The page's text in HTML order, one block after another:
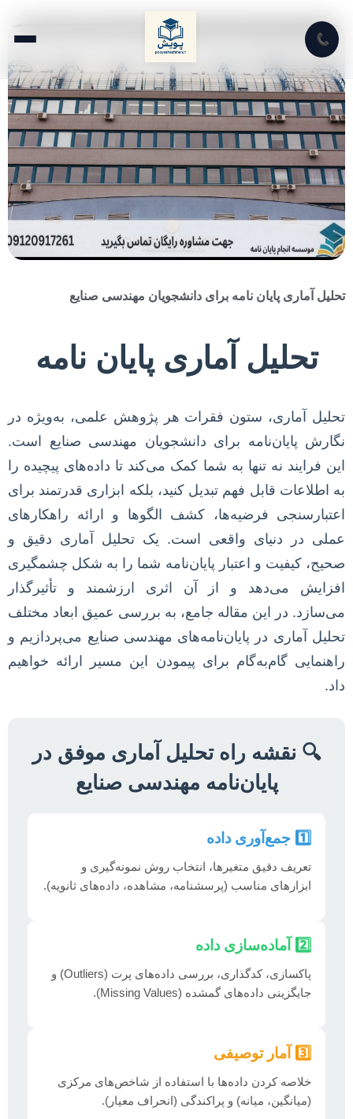
📞
تحلیل آماری پایان نامه برای دانشجویان مهندسی صنایع
تحلیل آماری پایان نامه
تحلیل آماری، ستون فقرات هر پژوهش علمی، به‌ویژه در
نگارش پایان‌نامه برای دانشجویان مهندسی صنایع است.
این فرایند نه تنها به شما کمک می‌کند تا داده‌های پیچیده را
به اطلاعات قابل فهم تبدیل کنید، بلکه ابزاری قدرتمند برای
اعتبارسنجی فرضیه‌ها، کشف الگوها و ارائه راهکارهای
عملی در دنیای واقعی است. یک تحلیل آماری دقیق و
صحیح، کیفیت و اعتبار پایان‌نامه شما را به شکل چشمگیری
افزایش می‌دهد و از آن اثری ارزشمند و تأثیرگذار
می‌سازد. در این مقاله جامع، به بررسی عمیق ابعاد مختلف
تحلیل آماری در پایان‌نامه‌های مهندسی صنایع می‌پردازیم و
راهنمایی گام‌به‌گام برای پیمودن این مسیر ارائه خواهیم
داد.
🔍 نقشه راه تحلیل آماری موفق در
پایان‌نامه مهندسی صنایع
1️⃣ جمع‌آوری داده
تعریف دقیق متغیرها، انتخاب روش نمونه‌گیری و
ابزارهای مناسب (پرسشنامه، مشاهده، داده‌های ثانویه).
2️⃣ آماده‌سازی داده
پاکسازی، کدگذاری، بررسی داده‌های پرت (Outliers) و
جایگزینی داده‌های گمشده (Missing Values).
3️⃣ آمار توصیفی
خلاصه کردن داده‌ها با استفاده از شاخص‌های مرکزی
(میانگین، میانه) و پراکندگی (انحراف معیار).